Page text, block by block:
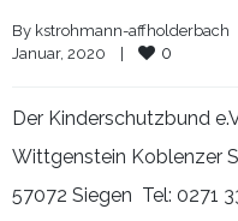
By kstrohmann-affholderbach
Januar, 2020
0
Der Kinderschutzbund
Wittgenstein Koblenzer
57072 Siegen Tel: 0271